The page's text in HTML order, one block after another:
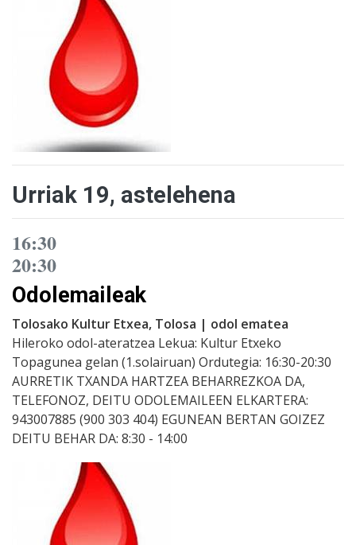
Urriak 19, astelehena
16:30
20:30
Odolemaileak
Tolosako Kultur Etxea, Tolosa | odol ematea
Hileroko odol-ateratzea Lekua: Kultur Etxeko
Topagunea gelan (1.solairuan) Ordutegia: 16:30-20:30
AURRETIK TXANDA HARTZEA BEHARREZKOA DA,
TELEFONOZ, DEITU ODOLEMAILEEN ELKARTERA:
943007885 (900 303 404) EGUNEAN BERTAN GOIZEZ
DEITU BEHAR DA: 8:30 - 14:00